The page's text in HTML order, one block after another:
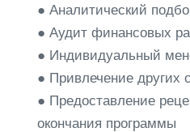
● Аналитический
● Аудит финансовых
● Индивидуальный
● Привлечение других
● Предоставление
окончания программы